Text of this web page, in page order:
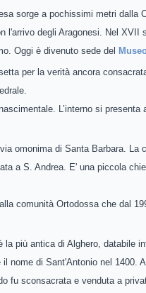
sorge a pochissimi metri dalla
l'arrivo degli Aragonesi. Nel XVII
Oggi è divenuto sede del
per la verità ancora
L’interno si
omonima di Santa Barbara.
a S. Andrea. E' una piccola
comunità Ortodossa che dal
la più antica di Alghero, databile
nome di Sant'Antonio nel 1400.
fu sconsacrata e venduta a